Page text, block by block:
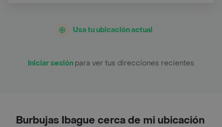
Usa tu ubicación actual
Iniciar sesión para ver tus direcciones recientes
Burbujas Ibague cerca de mi ubicación